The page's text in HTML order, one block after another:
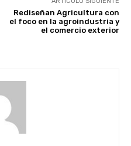
Rediseñan Agricultura con
el foco en la agroindustria y
el comercio exterior